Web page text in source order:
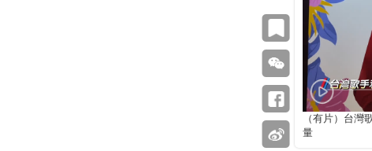
（有片）台
量